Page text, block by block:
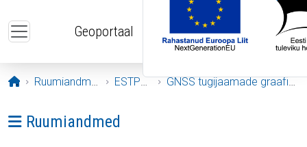
Geoportaal
Avaleht
Ruumiandmed ESTPOS GNSS tugijaamade graafikud
Ava menüü: Ruumiandmed
Ruumiandmed